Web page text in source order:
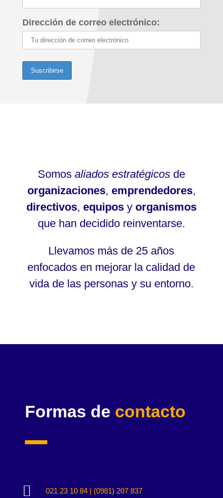
Dirección de correo electrónico:
Somos aliados estratégicosde
organizaciones, emprendedores,
directivos, equiposy organismos
que han decidido reinventarse.
Llevamos más de 25 años
enfocados en mejorar la calidad de
vida de las personas y su entorno.
Formas de contacto
 021 23 10 84 | (0981) 207 837